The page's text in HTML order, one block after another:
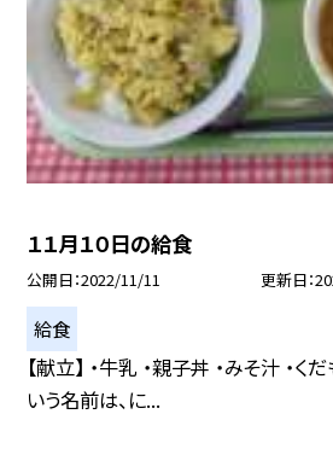
１１月１０日の給食
公開日 2022/11/11 更新日
給食
【献立】 ・牛乳 ・親子丼 ・みそ汁 ・く
いう名前は、に...